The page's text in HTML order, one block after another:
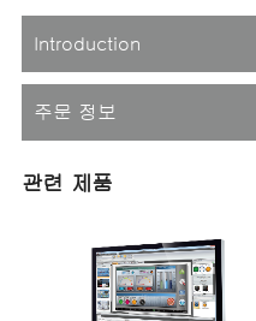
Introduction
주문 정보
관련 제품